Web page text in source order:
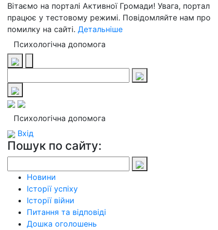
Вітаємо на порталі Активної Громади! Увага, портал
працює у тестовому режимі. Повідомляйте нам про
помилку на сайті. Детальніше
Психологічна допомога
Психологічна допомога
Вхід
Пошук по сайту:
Новини
Історії успіху
Історії війни
Питання та відповіді
Дошка оголошень